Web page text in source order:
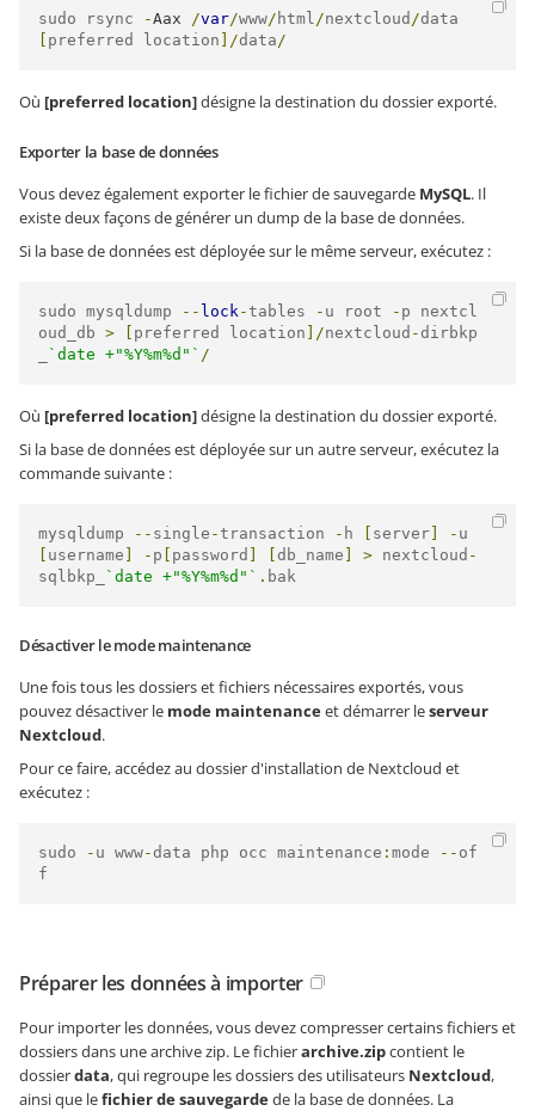
sudo rsync -Aax /var/www/ html/nextcloud /
preferred location ]/data/
Où [preferred location]désigne la destination du dossier exporté.
Exporter la base de données
Vous devez également exporter le fichier de sauvegarde MySQL. Il
existe deux façons de générer un dump de la base de données.
Si la base de données est déployée sur le même serveur, exécutez :
sudo mysqldump -- lock-tables - u root - p nextcl
oud_db > preferred location ]/nextcloud -dirbkp
`date +"%Y%m%d"` /
Où [preferred location]désigne la destination du dossier exporté.
Si la base de données est déployée sur un autre serveur, exécutez la
commande suivante :
mysqldump -- single -transaction - h server -
username - p password db_name > nextcloud -
sqlbkp_
`date +"%Y%m%d"` . bak
Désactiver le mode maintenance
Une fois tous les dossiers et fichiers nécessaires exportés, vous
pouvez désactiver le mode maintenanceet démarrer leserveur
Nextcloud.
Pour ce faire, accédez au dossier d'installation de Nextcloud et
exécutez :
sudo - u www-data php occ maintenance : mode -- of
f
Préparer les données à importer
Pour importer les données, vous devez compresser certains fichiers et
dossiers dans une archive zip. Le fichierarchive.zipcontient le
dossierdata, qui regroupe les dossiers des utilisateurs Nextcloud,
ainsi que lefichier de sauvegardede la base de données. La